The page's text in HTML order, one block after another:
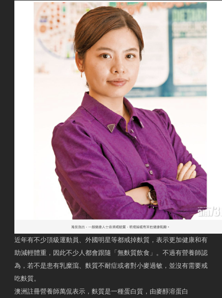
近年有不少頂級運動員、外國明星等都戒掉麩質，表示更加健康和有
助減輕體重，因此不少人都會跟隨「無麩質飲食」。不過有營養師認
為，若不是患有乳糜瀉、麩質不耐症或者對小麥過敏，並沒有需要戒
吃麩質。
澳洲註冊營養師萬侃表示，麩質是一種蛋白質，由麥醇溶蛋白